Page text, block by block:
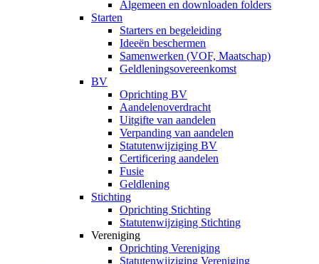
Algemeen en downloaden folders
Starten
Starters en begeleiding
Ideeën beschermen
Samenwerken (VOF, Maatschap)
Geldleningsovereenkomst
BV
Oprichting BV
Aandelenoverdracht
Uitgifte van aandelen
Verpanding van aandelen
Statutenwijziging BV
Certificering aandelen
Fusie
Geldlening
Stichting
Oprichting Stichting
Statutenwijziging Stichting
Vereniging
Oprichting Vereniging
Statutenwijziging Vereniging